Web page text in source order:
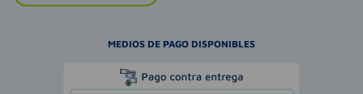
MEDIOS DE PAGO DISPONIBLES